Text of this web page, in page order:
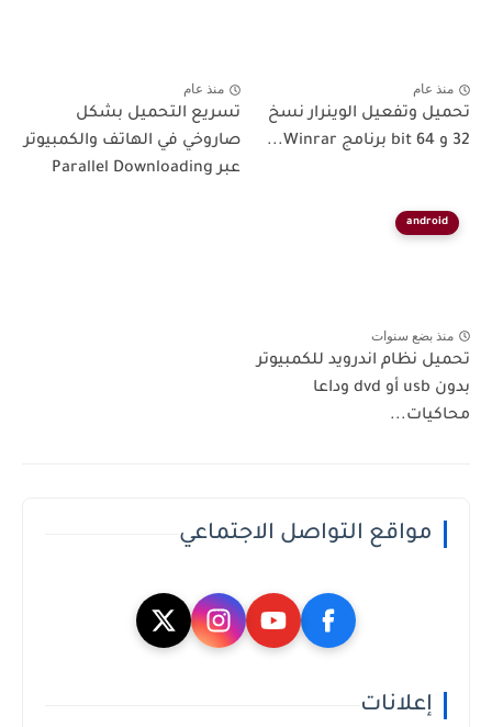
منذ عام
تحميل وتفعيل الوينرار نسخ
32 و 64 bit برنامج Winrar...
منذ عام
تسريع التحميل بشكل
صاروخي في الهاتف والكمبيوتر
عبر Parallel Downloading
android
منذ بضع سنوات
تحميل نظام اندرويد للكمبيوتر
بدون usb أو dvd وداعا
محاكيات...
مواقع التواصل الاجتماعي
إعلانات